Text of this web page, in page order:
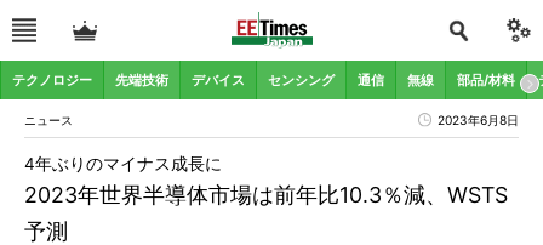
テクノロジー 先端技術 デバイス センシング 通信 無線 部品/材料
ニュース 2023年6月8日
2023年世界半導体市場は前年比10.3％減、WSTS
予測
4年ぶりのマイナス成長に